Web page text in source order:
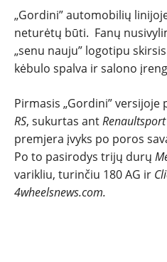
„Gordini” automobilių
neturėtų būti. Fanų
„senu nauju” logotipu
kėbulo spalva ir salono
Pirmasis „Gordini” versijoje
RS, sukurtas ant
premjera įvyks po poros
Po to pasirodys trijų durų
varikliu, turinčiu 180 AG ir
4wheelsnews.com.